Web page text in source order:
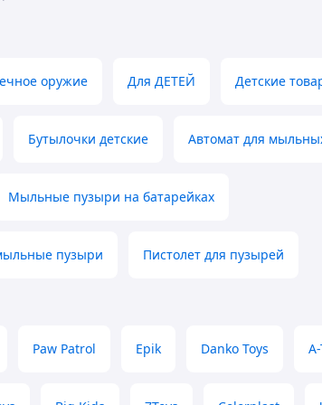
оружие Для ДЕТЕЙ Детские
Бутылочки детские Автомат для
Мыльные пузыри на батарейках
пузыри Пистолет для пузырей
Paw Patrol Epik Danko Toys